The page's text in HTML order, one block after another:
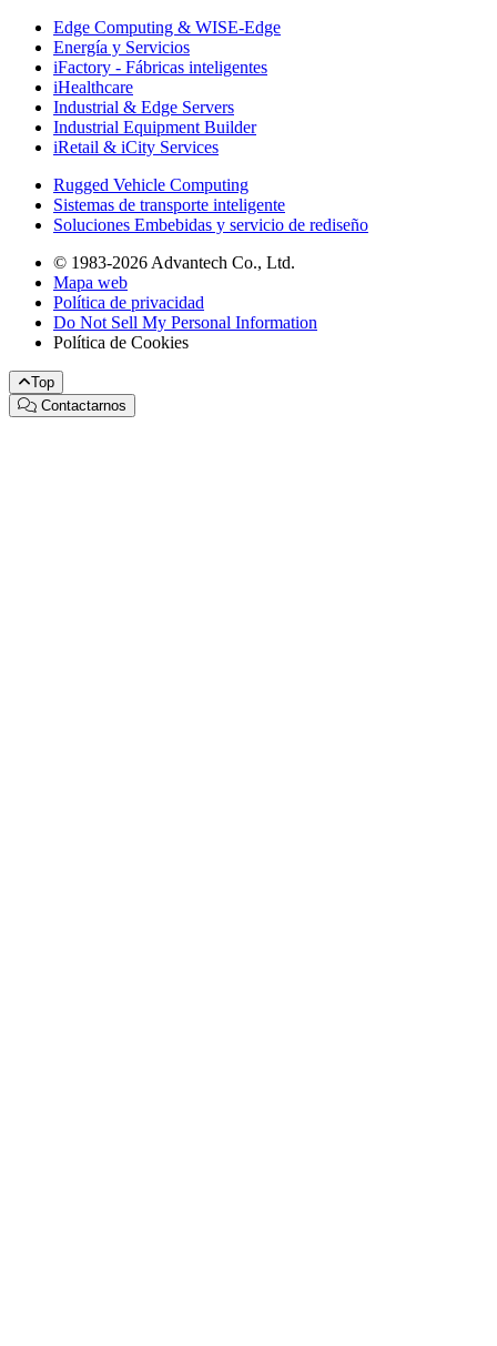
Edge Computing & WISE-Edge
Energía y Servicios
iFactory - Fábricas inteligentes
iHealthcare
Industrial & Edge Servers
Industrial Equipment Builder
iRetail & iCity Services
Rugged Vehicle Computing
Sistemas de transporte inteligente
Soluciones Embebidas y servicio de rediseño
© 1983-2026 Advantech Co., Ltd.
Mapa web
Política de privacidad
Do Not Sell My Personal Information
Política de Cookies
Top
Contactarnos